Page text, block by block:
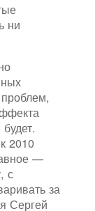
ни
2010
—
с
за
Сергей